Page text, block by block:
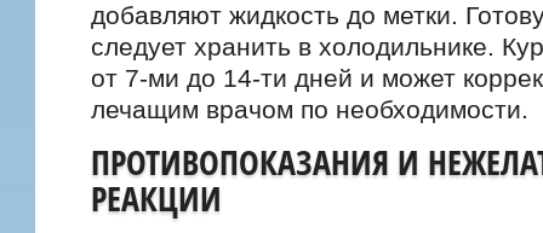
добавляют жидкость до метки.
следует хранить в холодильнике.
от 7-ми до 14-ти дней и может
лечащим врачом по необходимости.
ПРОТИВОПОКАЗАНИЯ И
РЕАКЦИИ